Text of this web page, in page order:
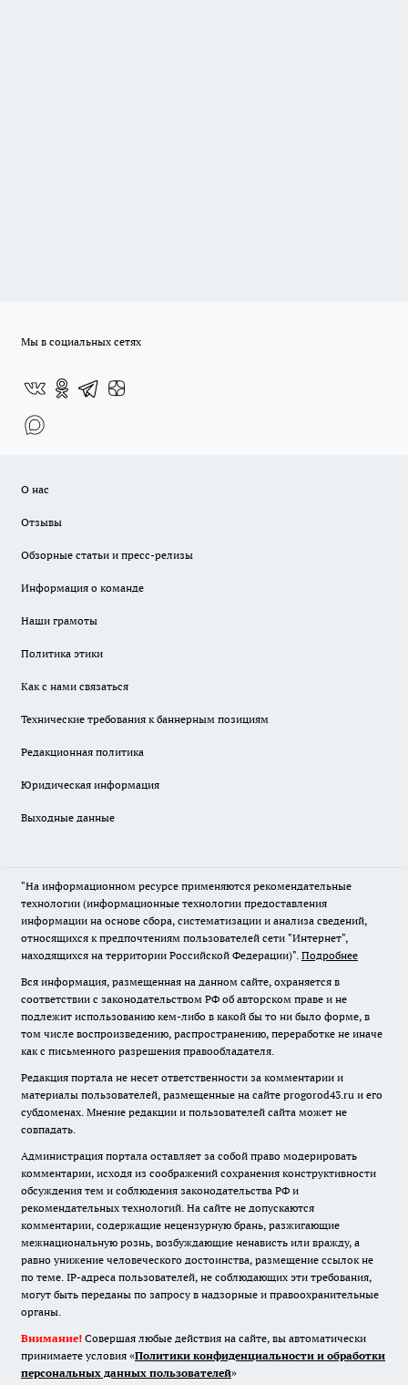
Мы в социальных сетях
О нас
Отзывы
Обзорные статьи и пресс-релизы
Информация о команде
Наши грамоты
Политика этики
Как с нами связаться
Технические требования к баннерным позициям
Редакционная политика
Юридическая информация
Выходные данные
"На информационном ресурсе применяются рекомендательные
технологии (информационные технологии предоставления
информации на основе сбора, систематизации и анализа сведений,
относящихся к предпочтениям пользователей сети "Интернет",
находящихся на территории Российской Федерации)". Подробнее
Вся информация, размещенная на данном сайте, охраняется в
соответствии с законодательством РФ об авторском праве и не
подлежит использованию кем-либо в какой бы то ни было форме, в
том числе воспроизведению, распространению, переработке не иначе
как с письменного разрешения правообладателя.
Редакция портала не несет ответственности за комментарии и
материалы пользователей, размещенные на сайте progorod43.ru и его
субдоменах. Мнение редакции и пользователей сайта может не
совпадать.
Администрация портала оставляет за собой право модерировать
комментарии, исходя из соображений сохранения конструктивности
обсуждения тем и соблюдения законодательства РФ и
рекомендательных технологий. На сайте не допускаются
комментарии, содержащие нецензурную брань, разжигающие
межнациональную рознь, возбуждающие ненависть или вражду, а
равно унижение человеческого достоинства, размещение ссылок не
по теме. IP-адреса пользователей, не соблюдающих эти требования,
могут быть переданы по запросу в надзорные и правоохранительные
органы.
Внимание! Совершая любые действия на сайте, вы автоматически
принимаете условия «Политики конфиденциальности и обработки
персональных данных пользователей»